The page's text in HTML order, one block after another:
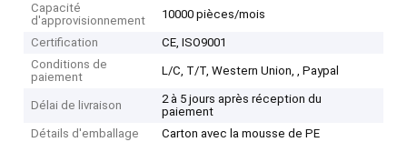
Capacité
d'approvisionnement
10000 pièces/mois
Certification
CE, ISO9001
Conditions de
paiement
L/C, T/T, Western Union, , Paypal
Délai de livraison
2 à 5 jours après réception du
paiement
Détails d'emballage
Carton avec la mousse de PE